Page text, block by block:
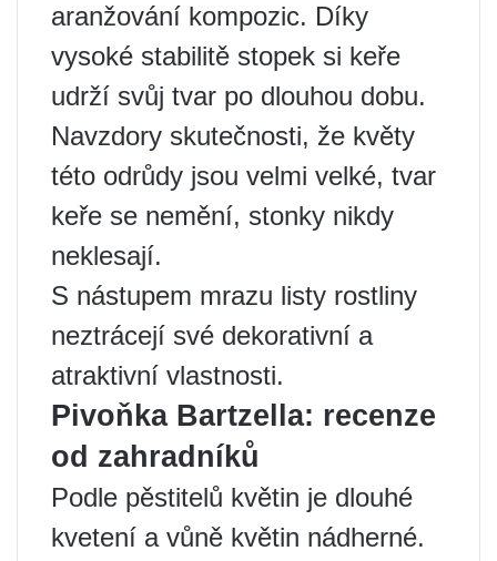
aranžování kompozic. Díky
vysoké stabilitě stopek si keře
udrží svůj tvar po dlouhou dobu.
Navzdory skutečnosti, že květy
této odrůdy jsou velmi velké, tvar
keře se nemění, stonky nikdy
neklesají.
S nástupem mrazu listy rostliny
neztrácejí své dekorativní a
atraktivní vlastnosti.
Pivoňka Bartzella: recenze
od zahradníků
Podle pěstitelů květin je dlouhé
kvetení a vůně květin nádherné.